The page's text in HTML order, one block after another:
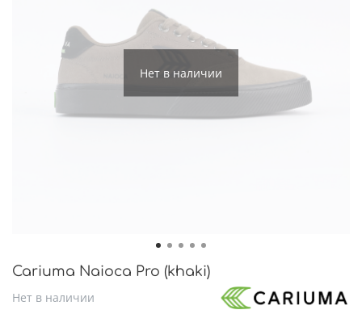
Нет в наличии
Cariuma Naioca Pro (khaki)
Нет в наличии